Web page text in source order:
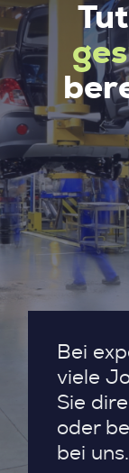
Bei
viele
Sie
oder
bei uns.